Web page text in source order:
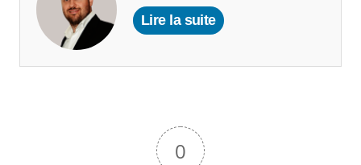
Lire la suite
0